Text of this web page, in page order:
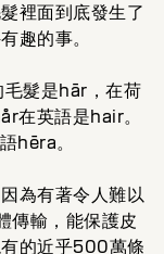
裡面到底發生了
趣的事。
毛髮是hār，在荷
在英語是hair。
hēra。
為有著令人難以
傳輸，能保護皮
的近乎500萬條